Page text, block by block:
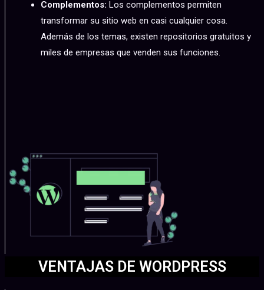
Complementos: Los complementos permiten
transformar su sitio web en casi cualquier cosa.
Además de los temas, existen repositorios gratuitos y
miles de empresas que venden sus funciones.
VENTAJAS DE WORDPRESS